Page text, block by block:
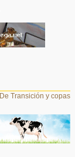
De Transición y copas